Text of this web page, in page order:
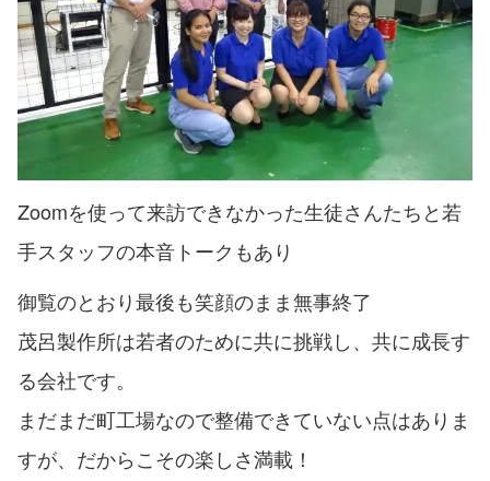
Zoomを使って来訪できなかった生徒さんたちと若
手スタッフの本音トークもあり
御覧のとおり最後も笑顔のまま無事終了
茂呂製作所は若者のために共に挑戦し、共に成長す
る会社です。
まだまだ町工場なので整備できていない点はありま
すが、だからこその楽しさ満載！